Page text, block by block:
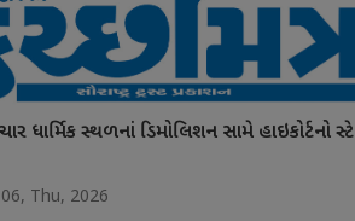
ધાર્મિક સ્થળનાં ડિમોલિશન સામે હાઇકોર્ટનો સ્ટે
Thu, 2026